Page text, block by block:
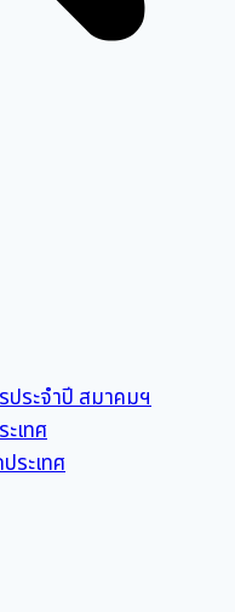
ประจำปี สมาคมฯ
เทศ
ระเทศ